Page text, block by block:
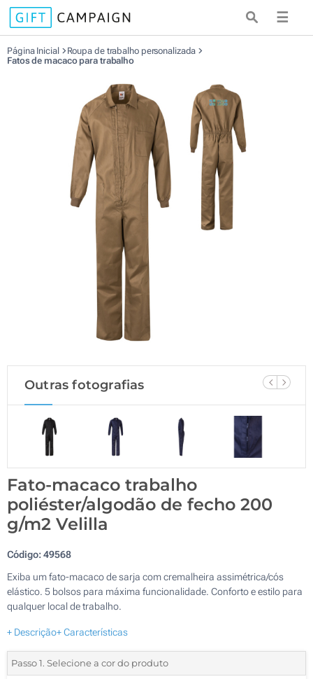
☰
Página Inicial
Roupa de trabalho personalizada
Fatos de macaco para trabalho
Outras fotografias
Fato-macaco trabalho
poliéster/algodão de fecho 200
g/m2 Velilla
Código:49568
Exiba um fato-macaco de sarja com cremalheira assimétrica/cós
elástico. 5 bolsos para máxima funcionalidade. Conforto e estilo para
qualquer local de trabalho.
+ Descrição+ Características
Passo 1. Selecione a cor do produto